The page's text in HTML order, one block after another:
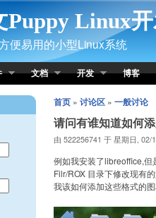
Puppy Linux
便易用的小型Linux系统
文档 开发 博客
首页» 讨论区» 一般讨论
请问有谁知道如何
由 522256741 于 星期日, 02/
例如我安装了libreoffice,但
Filr/ROX 目录下修改现有
我该如何添加这些格式的